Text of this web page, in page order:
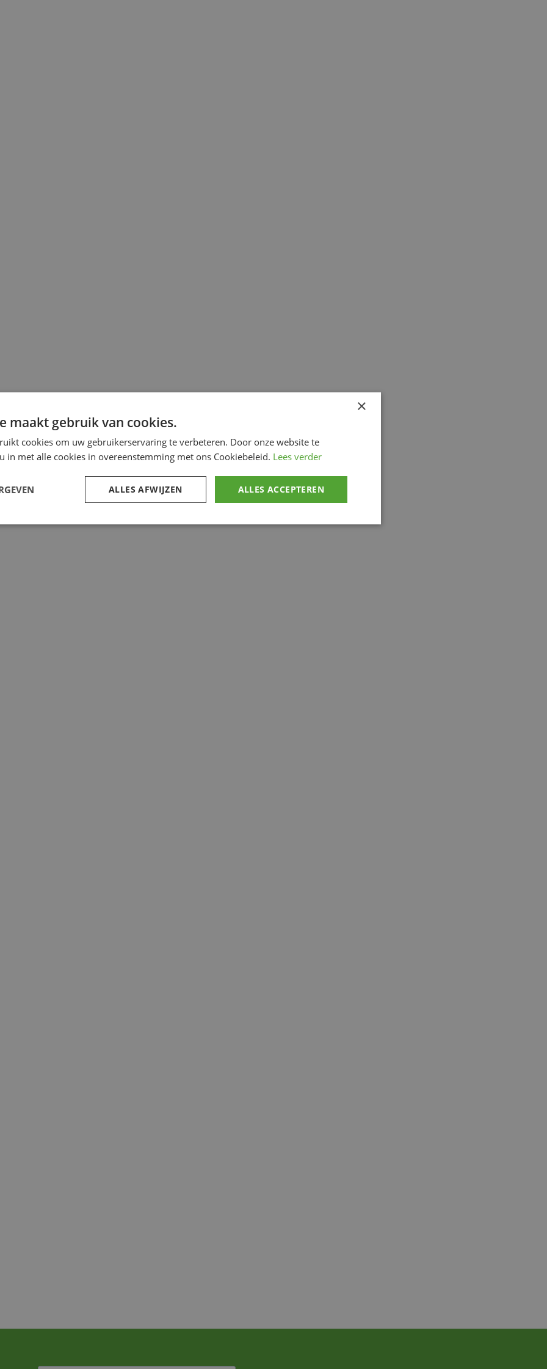
×
maakt gebruik van cookies.
cookies om uw gebruikerservaring te verbeteren. Door onze website te
in met alle cookies in overeenstemming met ons Cookiebeleid. Lees verder
ALLES ACCEPTEREN
ALLES AFWIJZEN